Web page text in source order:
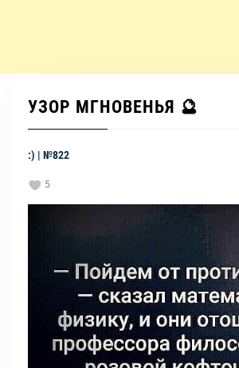
УЗОР МГНОВЕНЬЯ 🔮
:) | №822
5